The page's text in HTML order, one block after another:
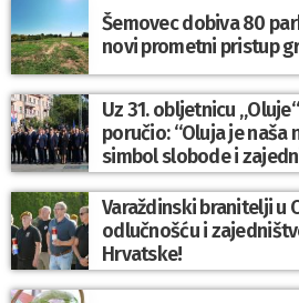
Šemovec dobiva 80
novi prometni pristup
Uz 31. obljetnicu
poručio: “Oluja je naša
simbol slobode i
Varaždinski branitelji u
odlučnošću i
Hrvatske!